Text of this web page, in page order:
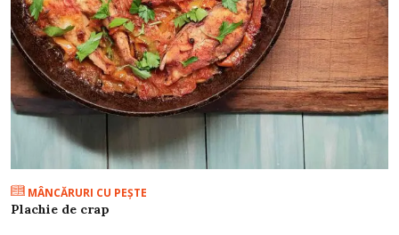
MÂNCĂRURI CU PEŞTE
Plachie de crap